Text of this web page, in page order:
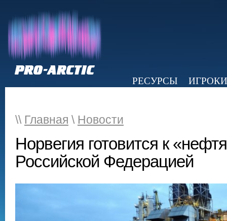
РЕСУРСЫ
ИГРОКИ
\\ Главная \ Новости
Норвегия готовится к
Российской Федерацией